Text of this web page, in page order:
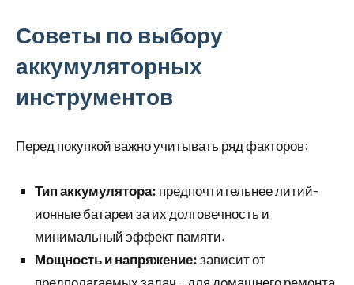
Советы по выбору
аккумуляторных
инструментов
Перед покупкой важно учитывать ряд факторов:
Тип аккумулятора: предпочтительнее литий-
ионные батареи за их долговечность и
минимальный эффект памяти.
Мощность и напряжение: зависит от
предполагаемых задач – для домашнего ремонта